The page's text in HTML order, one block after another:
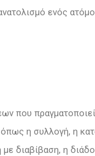
ενός
που
η συλλογή, η
διαβίβαση, η